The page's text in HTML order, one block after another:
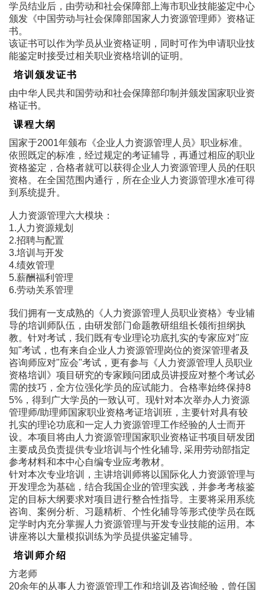
学员结业后，由劳动和社会保障部上海市职业技能鉴定中心
颁发《中国劳动与社会保障部国家人力资源管理师》资格证
书。
该证书可以作为学员从业资格证明，同时可作为申请职业技
能鉴定时接受过相关职业资格培训的证明。
培训颁发证书
由中华人民共和国劳动和社会保障部印制并颁发国家职业资
格证书。
课程大纲
国家于2001年颁布《企业人力资源管理人员》职业标准。
依照既定的标准，经过规定的考证辅导，再通过相应的职业
资格鉴定，合格者就可以获得企业人力资源管理人员的任职
资格。在全国范围内通行，所在企业人力资源管理水准可得
到系统提升。
人力资源管理六大模块：
1.人力资源规划
2.招聘与配置
3.培训与开发
4.绩效管理
5.薪酬福利管理
6.劳动关系管理
我们拥有一支成熟的《人力资源管理人员职业资格》专业辅
导的培训师队伍，由研发部门命题教研组组长领衔担纲执
教。针对考试，我们既有专业理论功底扎实的专家应对"应
知"考试，也有来自企业人力资源管理岗位的资深管理者及
咨询师应对"应会"考试，更有参与《人力资源管理人员职业
资格培训》项目研究的专家顾问团成员讲授应对整个考试必
需的技巧，全方位强化学员的应试能力。合格率始终保持8
5%，得到广大学员的一致认可。现针对本次举办人力资源
管理师/助理师国家职业资格考证培训班，主要针对具有较
扎实的理论功底和一定人力资源管理工作经验的人士而开
设。本项目将由人力资源管理国家职业资格证书项目研发团
主要成员负责提供专业培训与个性化辅导, 采用劳动部指定
参考材料和本中心自编专业应考教材。
针对本次专业培训，主讲培训师将以国际化人力资源管理与
开发理念为基础，结合我国企业的管理实践，并参考考核鉴
定的目标大纲要求对项目进行整合性指导。主要将采用系统
咨询、案例分析、习题精析、个性化辅导等形式使学员在既
定学时内充分掌握人力资源管理与开发专业技能的运用。本
讲座将以大量模拟训练为学员提供鉴定辅导。
培训师介绍
方老师
20余年的从事人力资源管理工作和培训及咨询经验，曾任国